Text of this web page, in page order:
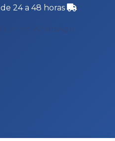
24 a 48 horas
Falar no WhatsApp